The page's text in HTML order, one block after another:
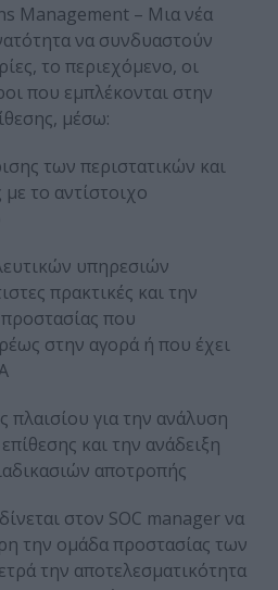
Management – Μια νέα
να συνδυαστούν
το περιεχόμενο, οι
που εμπλέκονται στην
μέσω:
των περιστατικών και
το αντίστοιχο
υπηρεσιών
πρακτικές και την
που
στην αγορά ή που έχει
για την ανάλυση
και την ανάδειξη
αποτροπής
στον SOC manager να
την ομάδα προστασίας των
την αποτελεσματικότητα